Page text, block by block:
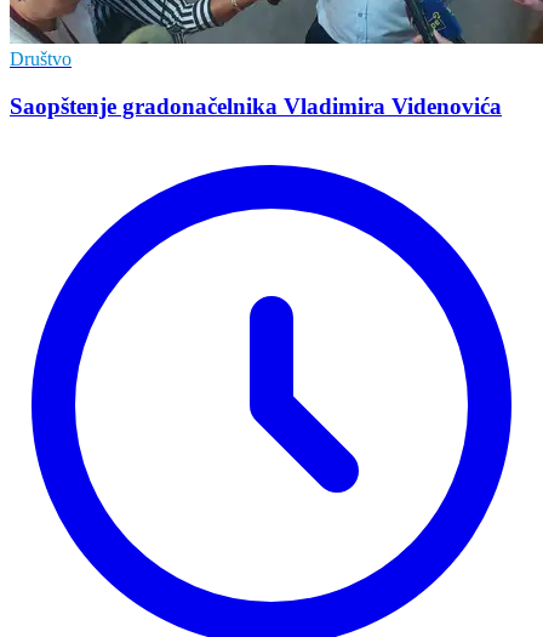
Društvo
Saopštenje gradonačelnika Vladimira Videnovića